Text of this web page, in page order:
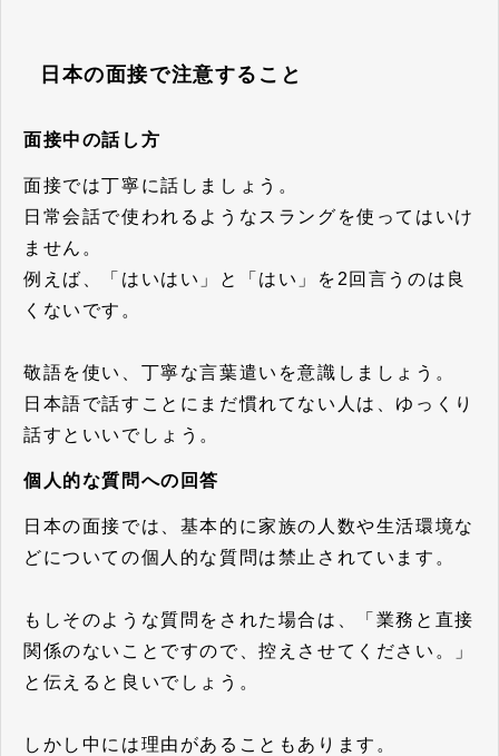
日本の面接で注意すること
面接中の話し方
面接では丁寧に話しましょう。
日常会話で使われるようなスラングを使ってはいけ
ません。
例えば、「はいはい」と「はい」を2回言うのは良
くないです。
敬語を使い、丁寧な言葉遣いを意識しましょう。
日本語で話すことにまだ慣れてない人は、ゆっくり
話すといいでしょう。
個人的な質問への回答
日本の面接では、基本的に家族の人数や生活環境な
どについての個人的な質問は禁止されています。
もしそのような質問をされた場合は、「業務と直接
関係のないことですので、控えさせてください。」
と伝えると良いでしょう。
しかし中には理由があることもあります。